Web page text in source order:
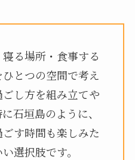
る場所・食事する
とつの空間で考え
し方を組み立てや
石垣島のように、
す時間も楽しみた
選択肢です。